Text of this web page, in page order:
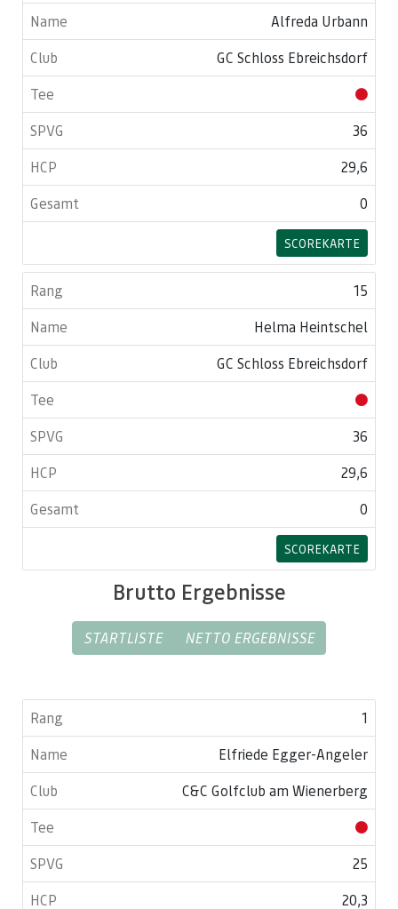
Alfreda Urbann
GC Schloss Ebreichsdorf
36
29,6
0
SCOREKARTE
15
Helma Heintschel
GC Schloss Ebreichsdorf
36
29,6
0
SCOREKARTE
Brutto Ergebnisse
STARTLISTE NETTO ERGEBNISSE
1
Elfriede Egger-Angeler
C&C Golfclub am Wienerberg
25
20,3